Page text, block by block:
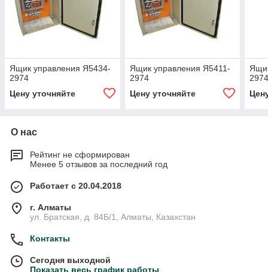
Ящик управления Я5434-
2974
Цену уточняйте
Ящик управления Я5411-
2974
Цену уточняйте
О нас
Рейтинг не сформирован
Менее 5 отзывов за последний год
Работает с 20.04.2018
г. Алматы
ул. Братская, д. 84Б/1, Алматы, Казахстан
Контакты
Сегодня выходной
Показать весь график работы